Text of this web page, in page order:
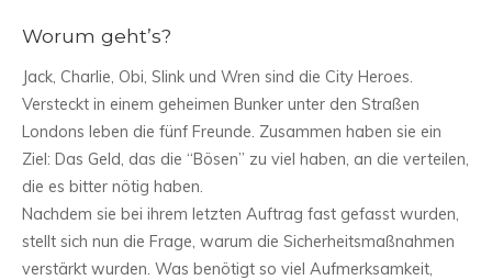
Worum geht’s?
Jack, Charlie, Obi, Slink und Wren sind die City Heroes.
Versteckt in einem geheimen Bunker unter den Straßen
Londons leben die fünf Freunde. Zusammen haben sie ein
Ziel: Das Geld, das die “Bösen” zu viel haben, an die verteilen,
die es bitter nötig haben.
Nachdem sie bei ihrem letzten Auftrag fast gefasst wurden,
stellt sich nun die Frage, warum die Sicherheitsmaßnahmen
verstärkt wurden. Was benötigt so viel Aufmerksamkeit,